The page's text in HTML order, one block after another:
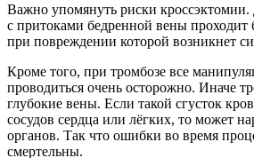
Важно упомянуть риски
с притоками бедренной вены проходит
при повреждении которой возникнет
Кроме того, при тромбозе все
проводиться очень осторожно. Иначе
глубокие вены. Если такой сгусток
сосудов сердца или лёгких, то может
органов. Так что ошибки во время
смертельны.